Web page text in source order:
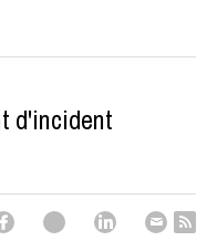
d'incident